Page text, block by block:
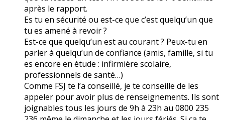
après le rapport.
Es tu en sécurité ou est-ce que c’est quelqu’un que
tu es amené à revoir ?
Est-ce que quelqu’un est au courant ? Peux-tu en
parler à quelqu’un de confiance (amis, famille, si tu
es encore en étude : infirmière scolaire,
professionnels de santé…)
Comme FSJ te l’a conseillé, je te conseille de les
appeler pour avoir plus de renseignements. Ils sont
joignables tous les jours de 9h à 23h au 0800 235